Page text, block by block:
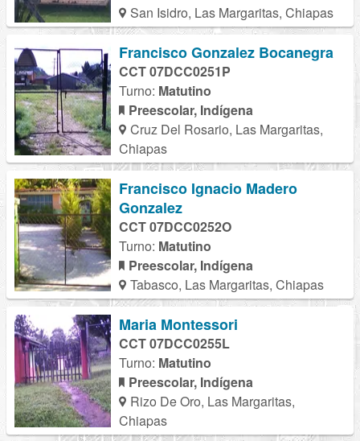
San Isidro, Las Margaritas, Chiapas
Francisco Gonzalez Bocanegra
CCT 07DCC0251P
Turno: Matutino
Preescolar, Indígena
Cruz Del Rosario, Las Margaritas,
Chiapas
Francisco Ignacio Madero
Gonzalez
CCT 07DCC0252O
Turno: Matutino
Preescolar, Indígena
Tabasco, Las Margaritas, Chiapas
Maria Montessori
CCT 07DCC0255L
Turno: Matutino
Preescolar, Indígena
Rizo De Oro, Las Margaritas,
Chiapas